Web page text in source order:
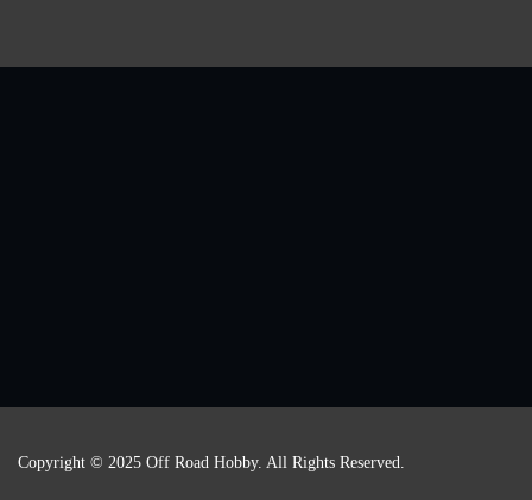
Copyright © 2025 Off Road Hobby. All Rights Reserved.